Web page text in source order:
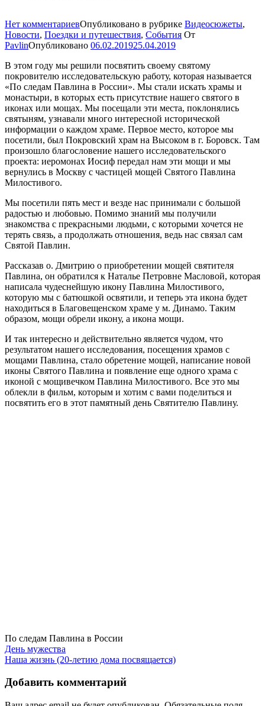
Нет комментариевдля
По
следам
в
России
Опубликовано в рубрике Видеосюжеты,
Новости, Поездки и путешествия, События От
PavlinОпубликовано 06.02.201925.04.2019
В этом году мы решили посвятить своему святому
покровителю исследовательскую работу, которая называется
«По следам Павлина в России». Мы стали искать храмы и
монастыри, в которых есть присутствие нашего святого в
иконах или мощах. Мы посещали эти места, поклонялись
святыням, узнавали много интересной исторической
информации о каждом храме. Первое место, которое мы
посетили, был Покровский храм на Высоком в г. Боровск. Там
произошло благословение нашего исследовательского
проекта: иеромонах Иосиф передал нам эти мощи и мы
вернулись в Москву с частицей мощей Святого Павлина
Милостивого.
Мы посетили пять мест и везде нас принимали с большой
радостью и любовью. Помимо знаний мы получили
знакомства с прекрасными людьми, с которыми хочется не
терять связь, а продолжать отношения, ведь нас связал сам
Святой Павлин.
Рассказав о. Дмитрию о приобретении мощей святителя
Павлина, он обратился к Наталье Петровне Масловой, которая
написала чудеснейшую икону Павлина Милостивого,
которую мы с батюшкой освятили, и теперь эта икона будет
находиться в Благовещенском храме у м. Динамо. Таким
образом, мощи обрели икону, а икона мощи.
И так интересно и действительно является чудом, что
результатом нашего исследования, посещения храмов с
мощами Павлина, стало обретение мощей, написание новой
иконы Святого Павлина и появление еще одного храма с
иконой с мощивечком Павлина Милостивого. Все это мы
облекли в фильм, которым и хотим с вами поделиться и
посвятить его в этот памятный день Святителю Павлину.
По следам Павлина в России
Навигация
по
записям
День мужества
Наша жизнь (20-летию дома посвящается)
Добавить комментарий